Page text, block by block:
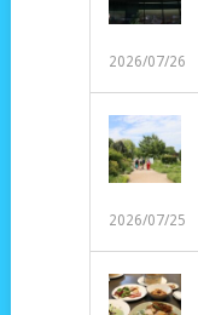
2026/07/26
2026/07/25